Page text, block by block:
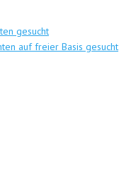
gesucht
auf freier Basis gesucht